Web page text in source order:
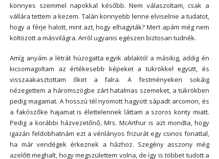
könnyes szemmel napokkal később. Nem válaszoltam, csak a
vállára tettem a kezem. Talán könnyebb lenne elviselnie a tudatot,
hogy a férje halott, mint azt, hogy elhagyták? Mert apám még nem
költözött a másvilágra. Arról ugyanis egészen biztosan tudnék.
Amíg anyám a létrát húzogatta egyik ablaktól a másikig, addig én
kicsomagoltam az értékesebb képeket a tükrökkel együtt, és
visszaakasztottam őket a falra. A festményeken sokáig
nézegettem a háromszögbe zárt hatalmas szemeket, a tükrökben
pedig magamat. A hosszú tél nyomott hagyott sápadt arcomon, és
a fakószőke hajamat is élettelennek láttam a szoros konty miatt.
Pedig a korábbi házvezetőnő, Mrs. McArthur is azt mondta, hogy
igazán feldobhatnám ezt a vénlányos frizurát egy csinos fonattal,
ha már vendégek érkeznek a házhoz. Szegény asszony még
azelőtt meghalt, hogy megszülettem volna, de így is többet tudott a